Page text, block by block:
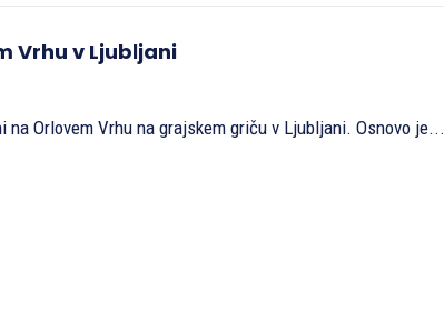
Vrhu v Ljubljani
Orlovem Vrhu na grajskem griču v Ljubljani. Osnovo je...